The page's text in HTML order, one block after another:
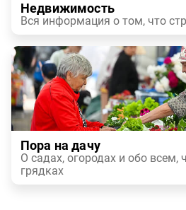
Недвижимость
Вся информация о том, что
Пора на дачу
О садах, огородах и обо всем,
грядках